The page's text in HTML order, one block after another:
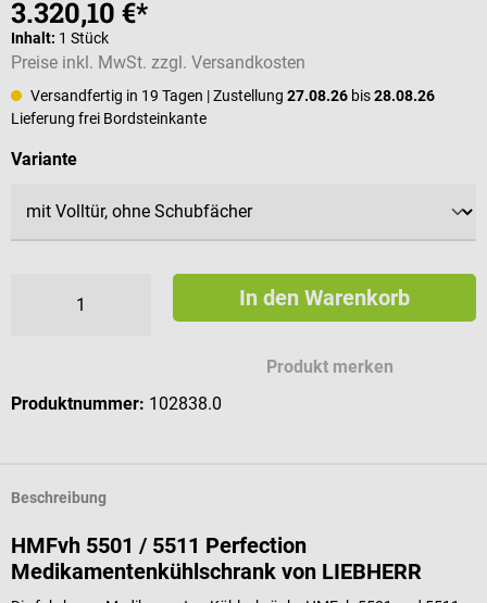
3.320,10 €*
Inhalt: 1 Stück
Preise inkl. MwSt. zzgl. Versandkosten
Versandfertig in 19 Tagen | Zustellung 27.08.26 bis28.08.26
Lieferung frei Bordsteinkante
Varianteauswählen
In den Warenkorb
Produkt merken
Produktnummer: 102838.0
Beschreibung
HMFvh 5501 / 5511 Perfection
Medikamentenkühlschrank von LIEBHERR